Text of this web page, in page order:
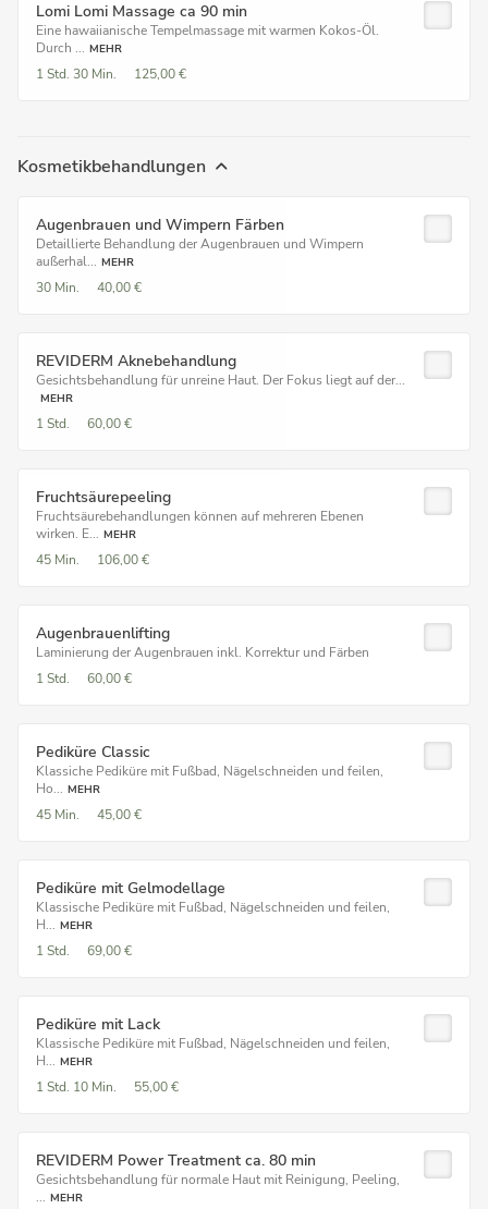
Lomi Lomi Massage ca 90 min
Eine hawaiianische Tempelmassage mit warmen Kokos-Öl.
Durch ... MEHR
1 Std. 30 Min. 125,00 €
Kosmetikbehandlungen
Augenbrauen und Wimpern Färben
Detaillierte Behandlung der Augenbrauen und Wimpern
außerhal... MEHR
30 Min. 40,00 €
REVIDERM Aknebehandlung
Gesichtsbehandlung für unreine Haut. Der Fokus liegt auf der...
MEHR
1 Std. 60,00 €
Fruchtsäurepeeling
Fruchtsäurebehandlungen können auf mehreren Ebenen
wirken. E... MEHR
45 Min. 106,00 €
Augenbrauenlifting
Laminierung der Augenbrauen inkl. Korrektur und Färben
1 Std.
60,00 €
Pediküre Classic
Klassiche Pediküre mit Fußbad, Nägelschneiden und feilen,
Ho... MEHR
45 Min. 45,00 €
Pediküre mit Gelmodellage
Klassische Pediküre mit Fußbad, Nägelschneiden und feilen,
H... MEHR
1 Std. 69,00 €
Pediküre mit Lack
Klassische Pediküre mit Fußbad, Nägelschneiden und feilen,
H... MEHR
1 Std. 10 Min. 55,00 €
REVIDERM Power Treatment ca. 80 min
Gesichtsbehandlung für normale Haut mit Reinigung, Peeling,
... MEHR